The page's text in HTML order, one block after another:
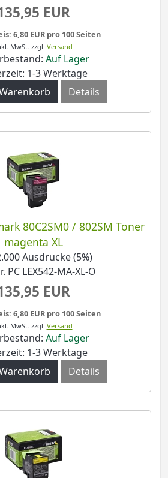
EUR
6,80 EUR pro 100 Seiten
MwSt. zzgl. Versand
Auf Lager
1-3 Werktage
Details
80C2SM0 / 802SM Toner
magenta XL
Ausdrucke (5%)
PC LEX542-MA-XL-O
EUR
6,80 EUR pro 100 Seiten
MwSt. zzgl. Versand
Auf Lager
1-3 Werktage
Details